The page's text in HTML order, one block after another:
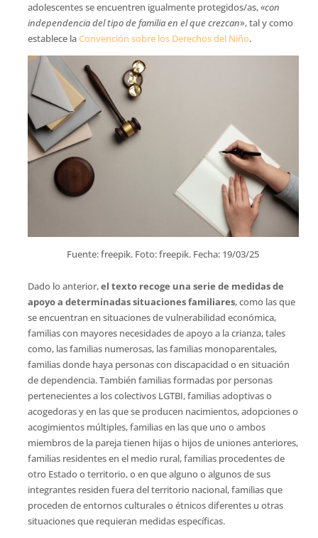
adolescentes se encuentren igualmente protegidos/as,«con
independencia del tipo de familia en el que crezcan», tal y como
establece laConvención sobre los Derechos del Niño.
Fuente: freepik. Foto: freepik. Fecha: 19/03/25
Dado lo anterior,el texto recoge una serie de medidas de
apoyo a determinadas situaciones familiares, como las que
se encuentran en situaciones de vulnerabilidad económica,
familias con mayores necesidades de apoyo a la crianza, tales
como, las familias numerosas, las familias monoparentales,
familias donde haya personas con discapacidad o en situación
de dependencia. También familias formadas por personas
pertenecientes a los colectivos LGTBI, familias adoptivas o
acogedoras y en las que se producen nacimientos, adopciones o
acogimientos múltiples, familias en las que uno o ambos
miembros de la pareja tienen hijas o hijos de uniones anteriores,
familias residentes en el medio rural, familias procedentes de
otro Estado o territorio, o en que alguno o algunos de sus
integrantes residen fuera del territorio nacional, familias que
proceden de entornos culturales o étnicos diferentes u otras
situaciones que requieran medidas específicas.